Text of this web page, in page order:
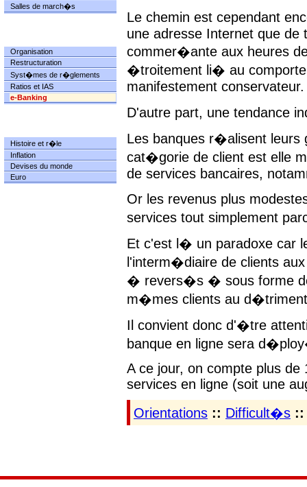
Le chemin est cependant
une adresse Internet que de
commer�ante aux heures
�troitement li� au
manifestement conservateur.
D'autre part, une tendance
Les banques r�alisent
cat�gorie de client est elle
de services bancaires,
Or les revenus plus
services tout simplement
Et c'est l� un paradoxe
l'interm�diaire de clients
� revers�s � sous forme
m�mes clients au
Il convient donc d'�tre
banque en ligne sera
A ce jour, on compte plus
services en ligne (soit une
Orientations :: Difficult�s ::
Salles de march�s
Organisation
Restructuration
Syst�mes de r�glements
Ratios et IAS
e-Banking
Histoire et r�le
Inflation
Devises du monde
Euro